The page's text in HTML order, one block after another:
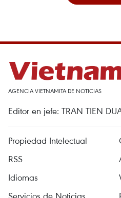
AGENCIA VIETNAMITA DE NOTICIAS
Editor en jefe: TRAN TIEN
Propiedad Intelectual
RSS
Idiomas
Servicios de Noticias